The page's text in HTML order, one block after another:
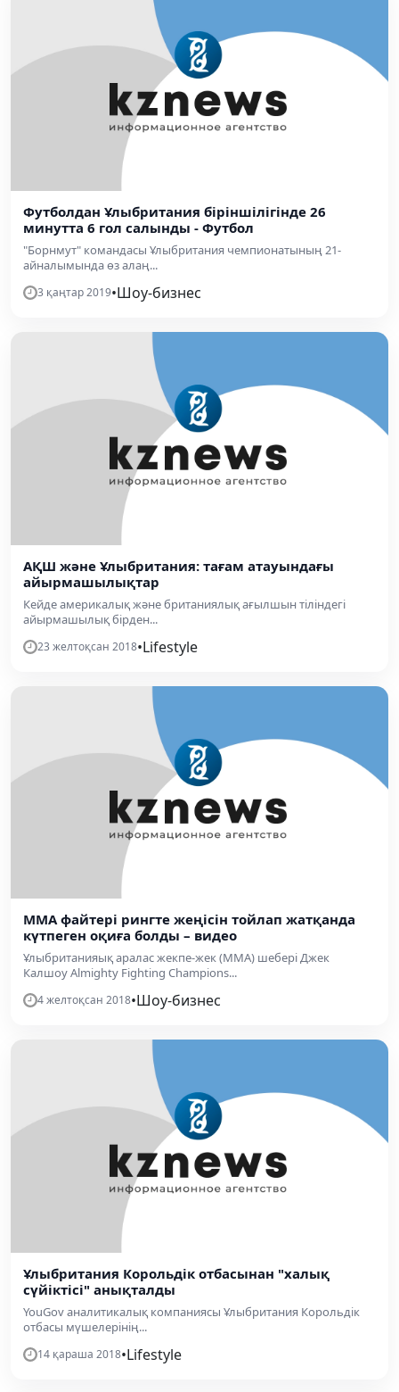
Футболдан Ұлыбритания біріншілігінде 26
минутта 6 гол салынды - Футбол
"Борнмут" командасы Ұлыбритания чемпионатының 21-
айналымында өз алаң...
3 қаңтар 2019•Шоу-бизнес
АҚШ және Ұлыбритания: тағам атауындағы
айырмашылықтар
Кейде америкалық және британиялық ағылшын тіліндегі
айырмашылық бірден...
23 желтоқсан 2018•Lifestyle
ММА файтері рингте жеңісін тойлап жатқанда
күтпеген оқиға болды – видео
Ұлыбританияық аралас жекпе-жек (ММА) шебері Джек
Калшоу Almighty Fighting Champions...
4 желтоқсан 2018•Шоу-бизнес
Ұлыбритания Корольдік отбасынан "халық
сүйіктісі" анықталды
YouGov аналитикалық компаниясы Ұлыбритания Корольдік
отбасы мүшелерінің...
14 қараша 2018•Lifestyle